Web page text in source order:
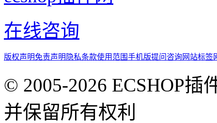
在线咨询
版权声明免责声明 隐私条款使用范围手机版提问咨询 网站标签
© 2005-2026 ECSHOP插
并保留所有权利